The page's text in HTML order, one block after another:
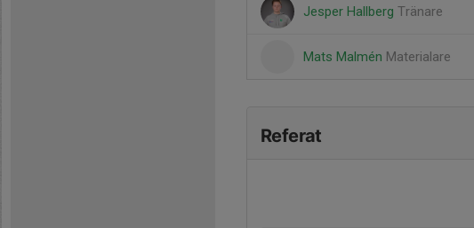
Jesper Hallberg Tränare
Mats Malmén Materialare
Referat